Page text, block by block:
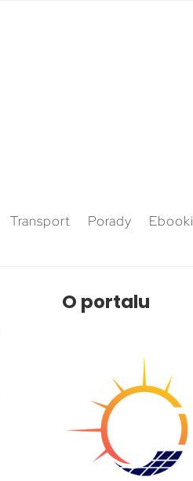
Transport Porady Ebooki
O portalu